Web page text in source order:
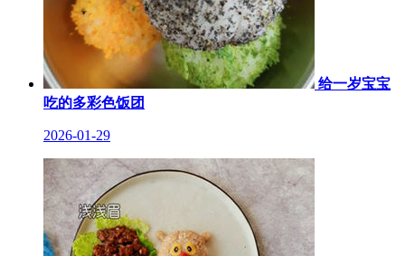
给一岁宝宝
吃的多彩色饭团
2026-01-29